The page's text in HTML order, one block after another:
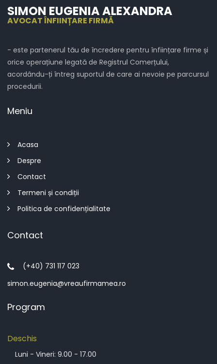
SIMON EUGENIA ALEXANDRA
AVOCAT ÎNFIINȚARE FIRMĂ
- este partenerul tău de încredere pentru înființare firme și
orice operațiune legată de Registrul Comerțului,
acordându-ți întreg suportul de care ai nevoie pe parcursul
procedurii.
Meniu
Acasa
Despre
Contact
Termeni și condiții
Politica de confidențialitate
Contact
(+40) 731 117 023
simon.eugenia@vreaufirmamea.ro
Program
Deschis
Luni - Vineri: 9.00 - 17.00